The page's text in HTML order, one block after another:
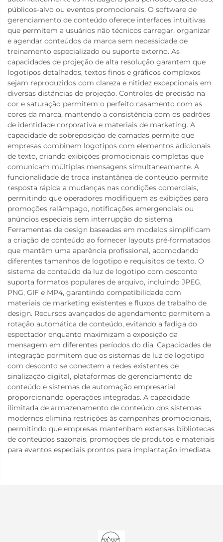
públicos-alvo ou eventos promocionais. O software de
gerenciamento de conteúdo oferece interfaces intuitivas
que permitem a usuários não técnicos carregar, organizar
e agendar conteúdos da marca sem necessidade de
treinamento especializado ou suporte externo. As
capacidades de projeção de alta resolução garantem que
logotipos detalhados, textos finos e gráficos complexos
sejam reproduzidos com clareza e nitidez excepcionais em
diversas distâncias de projeção. Controles de precisão na
cor e saturação permitem o perfeito casamento com as
cores da marca, mantendo a consistência com os padrões
de identidade corporativa e materiais de marketing. A
capacidade de sobreposição de camadas permite que
empresas combinem logotipos com elementos adicionais
de texto, criando exibições promocionais completas que
comunicam múltiplas mensagens simultaneamente. A
funcionalidade de troca instantânea de conteúdo permite
resposta rápida a mudanças nas condições comerciais,
permitindo que operadores modifiquem as exibições para
promoções relâmpago, notificações emergenciais ou
anúncios especiais sem interrupção do sistema.
Ferramentas de design baseadas em modelos simplificam
a criação de conteúdo ao fornecer layouts pré-formatados
que mantêm uma aparência profissional, acomodando
diferentes tamanhos de logotipo e requisitos de texto. O
sistema de conteúdo da luz de logotipo com desconto
suporta formatos populares de arquivo, incluindo JPEG,
PNG, GIF e MP4, garantindo compatibilidade com
materiais de marketing existentes e fluxos de trabalho de
design. Recursos avançados de agendamento permitem a
rotação automática de conteúdo, evitando a fadiga do
espectador enquanto maximizam a exposição da
mensagem em diferentes períodos do dia. Capacidades de
integração permitem que os sistemas de luz de logotipo
com desconto se conectem a redes existentes de
sinalização digital, plataformas de gerenciamento de
conteúdo e sistemas de automação empresarial,
proporcionando operações integradas. A capacidade
ilimitada de armazenamento de conteúdo dos sistemas
modernos elimina restrições às campanhas promocionais,
permitindo que empresas mantenham extensas bibliotecas
de conteúdos sazonais, promoções de produtos e materiais
para eventos especiais prontos para implantação imediata.